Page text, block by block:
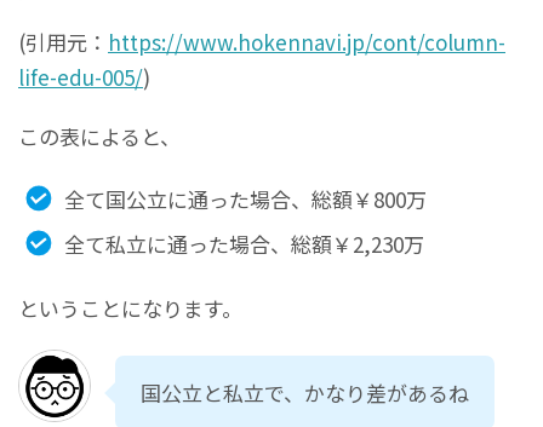
(引用元： https://www.hokennavi.jp/cont/column-
life-edu-005/)
この表によると、
全て国公立に通った場合、総額￥800万
全て私立に通った場合、総額￥2,230万
ということになります。
国公立と私立で、かなり差があるね